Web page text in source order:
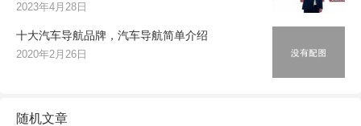
2023年4月28日
十大汽车导航品牌，汽车导航简单介绍
2020年2月26日
随机文章